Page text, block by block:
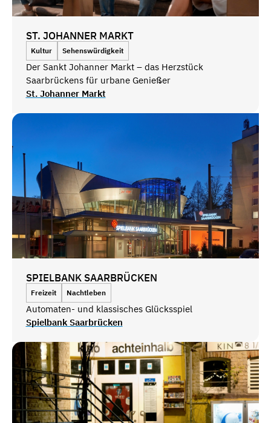
ST. JOHANNER MARKT
Kultur Sehenswürdigkeit
Der Sankt Johanner Markt – das Herzstück
Saarbrückens für urbane Genießer
St. Johanner Markt
SPIELBANK SAARBRÜCKEN
Freizeit Nachtleben
Automaten- und klassisches Glücksspiel
Spielbank Saarbrücken